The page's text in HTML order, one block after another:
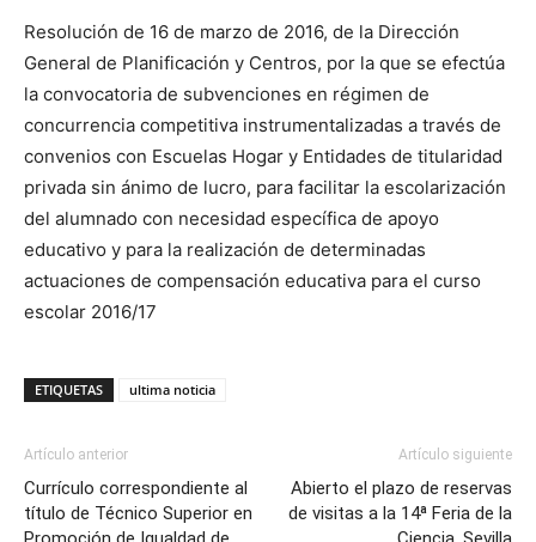
Resolución de 16 de marzo de 2016, de la Dirección
General de Planificación y Centros, por la que se efectúa
la convocatoria de subvenciones en régimen de
concurrencia competitiva instrumentalizadas a través de
convenios con Escuelas Hogar y Entidades de titularidad
privada sin ánimo de lucro, para facilitar la escolarización
del alumnado con necesidad específica de apoyo
educativo y para la realización de determinadas
actuaciones de compensación educativa para el curso
escolar 2016/17
ETIQUETAS ultima noticia
Artículo anterior
Currículo correspondiente al
título de Técnico Superior en
Artículo siguiente
Abierto el plazo de reservas
de visitas a la 14ª Feria de la